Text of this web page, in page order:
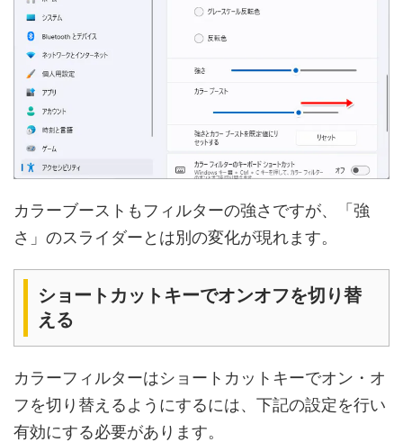
カラーブーストもフィルターの強さですが、「強
さ」のスライダーとは別の変化が現れます。
ショートカットキーでオンオフを切り替
える
カラーフィルターはショートカットキーでオン・オ
フを切り替えるようにするには、下記の設定を行い
有効にする必要があります。